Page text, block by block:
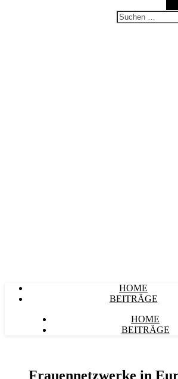
HOME
BEITRÄGE
HOME
BEITRÄGE
Frauennetzwerke in